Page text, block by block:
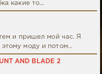
какие то...
и пришел мой час. Я
моду и потом...
AND BLADE 2